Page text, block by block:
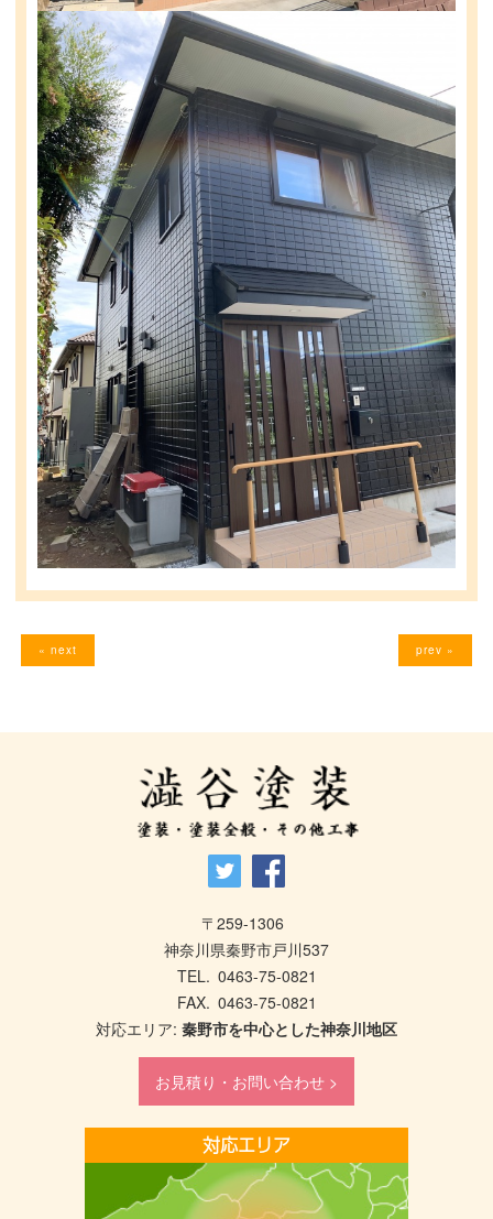
« next prev »
〒259-1306
神奈川県秦野市戸川537
TEL. 0463-75-0821
FAX. 0463-75-0821
対応エリア: 秦野市を中心とした神奈川地区
お見積り・お問い合わせ >
対応エリア